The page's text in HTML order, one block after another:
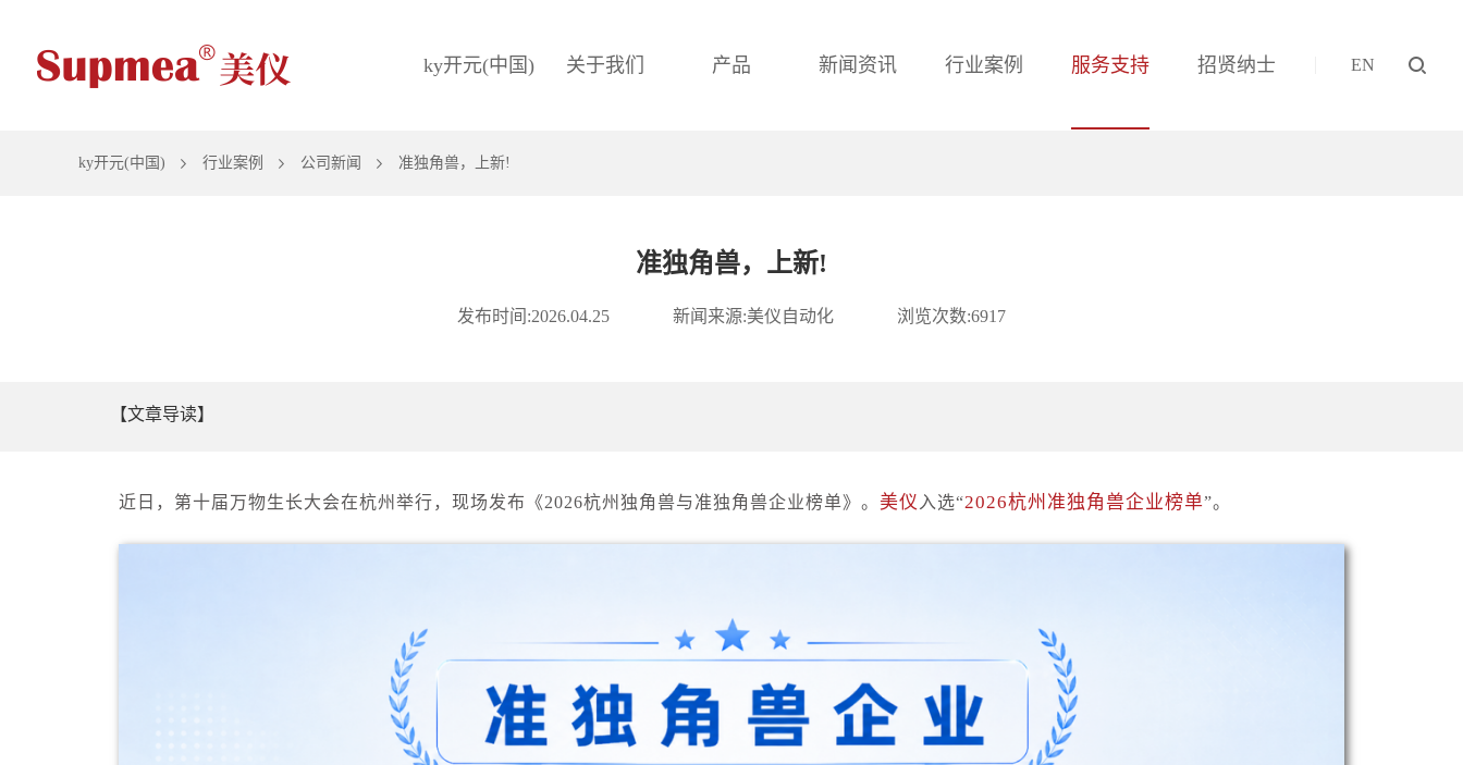
ky开元(中国) 关于我们 产品 新闻资讯 行业案例 服务支持 招贤纳士 EN
ky开元(中国) 行业案例 公司新闻 准独角兽，上新!
准独角兽，上新!
发布时间:2026.04.25 新闻来源:美仪自动化 浏览次数:6917
【文章导读】
近日，第十届万物生长大会在杭州举行，现场发布《2026杭州独角兽与准独角兽企业榜单》。 美仪 入选“2026杭州准独角兽企业榜单”。